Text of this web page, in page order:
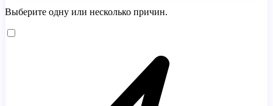
Выберите одну или несколько причин.